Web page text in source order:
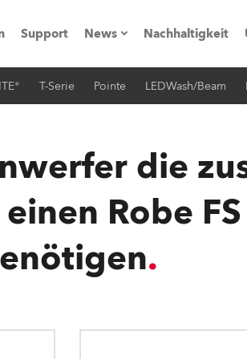
Support News
Pressemitteilungen
Nachhaltigkeit
T-Serie Pointe LEDWash/Beam
die
Robe